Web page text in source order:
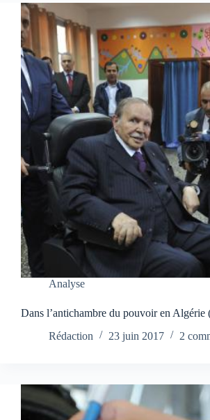
Analyse
Dans l’antichambre du pouvoir en Algérie
Rédaction
23 juin 2017 2